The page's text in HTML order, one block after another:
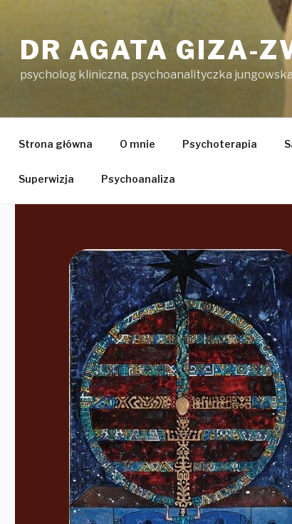
DR AGATA GIZA-
psycholog kliniczna, psychoanalityczka
Strona główna O mnie Psychoterapia
Superwizja Psychoanaliza